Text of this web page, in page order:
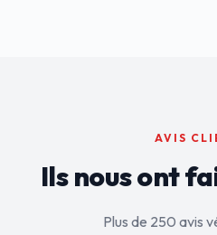
AVIS
Ils nous ont
Plus de 250 avis